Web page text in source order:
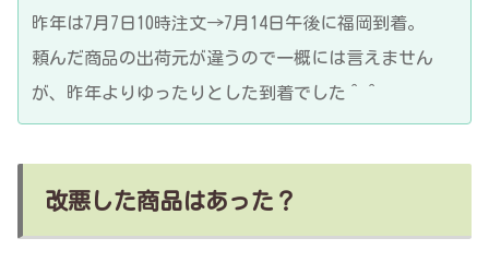
昨年は7月7日10時注文→7月14日午後に福岡到着。
頼んだ商品の出荷元が違うので一概には言えません
が、昨年よりゆったりとした到着でした＾＾
改悪した商品はあった？